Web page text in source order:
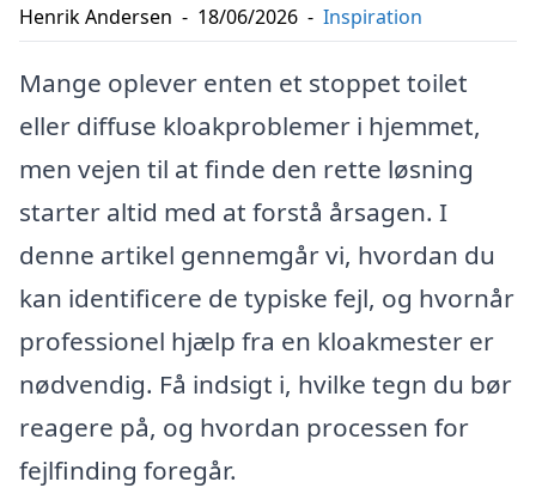
Henrik Andersen - 18/06/2026 - Inspiration
Mange oplever enten et stoppet toilet
eller diffuse kloakproblemer i hjemmet,
men vejen til at finde den rette løsning
starter altid med at forstå årsagen. I
denne artikel gennemgår vi, hvordan du
kan identificere de typiske fejl, og hvornår
professionel hjælp fra en kloakmester er
nødvendig. Få indsigt i, hvilke tegn du bør
reagere på, og hvordan processen for
fejlfinding foregår.